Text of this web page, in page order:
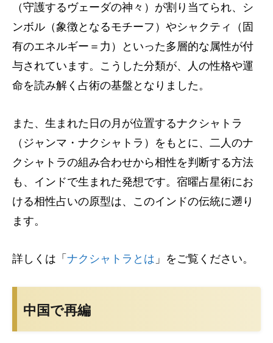
（守護するヴェーダの神々）が割り当てられ、シ
ンボル（象徴となるモチーフ）やシャクティ（固
有のエネルギー＝力）といった多層的な属性が付
与されています。こうした分類が、人の性格や運
命を読み解く占術の基盤となりました。
また、生まれた日の月が位置するナクシャトラ
（ジャンマ・ナクシャトラ）をもとに、二人のナ
クシャトラの組み合わせから相性を判断する方法
も、インドで生まれた発想です。宿曜占星術にお
ける相性占いの原型は、このインドの伝統に遡り
ます。
詳しくは「 ナクシャトラとは 」をご覧ください。
中国で再編